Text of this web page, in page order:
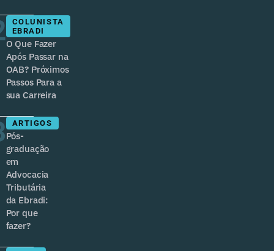
COLUNISTA
EBRADI
O Que Fazer
Após Passar na
OAB? Próximos
Passos Para a
sua Carreira
ARTIGOS
Pós-
graduação
em
Advocacia
Tributária
da Ebradi:
Por que
fazer?